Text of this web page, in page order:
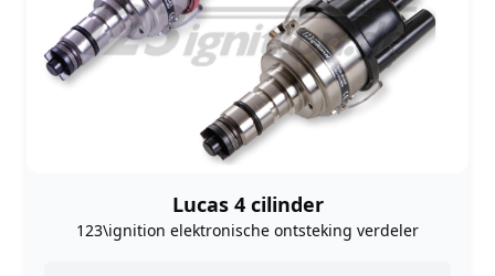
Lucas 4 cilinder
123\ignition elektronische ontsteking verdeler